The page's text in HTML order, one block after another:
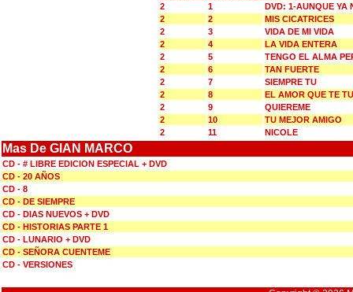
2 1
DVD: 1-AUNQUE YA
2
2
MIS CICATRICES
2
3
VIDA DE MI VIDA
2
4
LA VIDA ENTERA
2
5
TENGO EL ALMA
2
6
TAN FUERTE
2
7
SIEMPRE TU
2
8
EL AMOR QUE TE
2
9
QUIEREME
2
10
TU MEJOR AMIGO
2
11 NICOLE
Mas De GIAN MARCO
CD - # LIBRE EDICION ESPECIAL + DVD
CD - 20 AÑOS
CD - 8
CD - DE SIEMPRE
CD - DIAS NUEVOS + DVD
CD - HISTORIAS PARTE 1
CD - LUNARIO + DVD
CD - SEÑORA CUENTEME
CD - VERSIONES